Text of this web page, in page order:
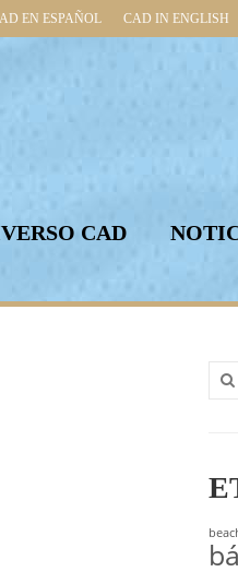
EN ESPAÑOL CAD IN ENGLISH
CAD
por: